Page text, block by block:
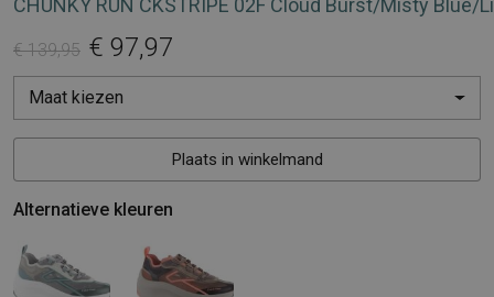
CHUNKY RUN CKSTRIPE 02F Cloud Burst/Misty Blue/
€ 139,95 € 97,97
Maat kiezen
Plaats in winkelmand
Alternatieve kleuren